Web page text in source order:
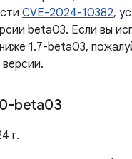
CVE-2024-10382,
beta03. Если вы
1.7-beta03,
0-beta03
г.